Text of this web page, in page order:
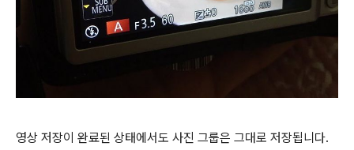
영상 저장이 완료된 상태에서도 사진 그룹은 그대로 저장됩니다.